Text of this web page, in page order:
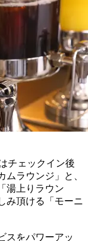
チェックイン後
ラウンジ」と、
湯上りラウン
み頂ける「モーニ
スをパワーアッ